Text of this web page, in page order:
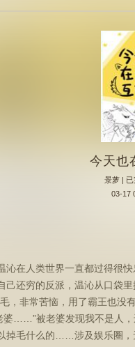
今天也
景萝 |
03-17
沁在人类世界一直都过得很
己还穷的反派，温沁从口袋
，非常苦恼，用了霸王也没
婆……”被老婆发现我不是人
掉毛什么的……涉及娱乐圈